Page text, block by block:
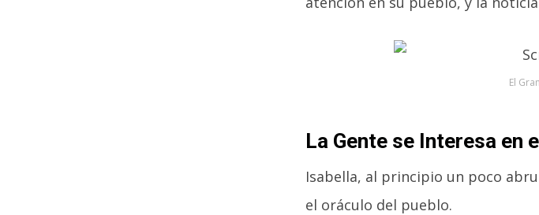
El
La Gente se Interesa en
Isabella, al principio un poco
el oráculo del pueblo.